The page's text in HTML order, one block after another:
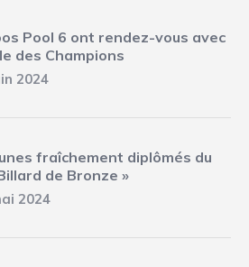
Pool 6 ont rendez-vous avec
des Champions
2024
fraîchement diplômés du
de Bronze »
2024